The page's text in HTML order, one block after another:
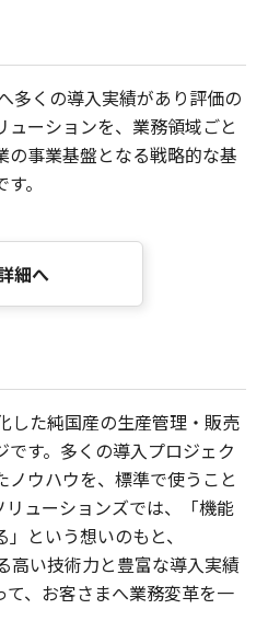
多くの導入実績があり評価の
ーションを、業務領域ごと
の事業基盤となる戦略的な基
。
細へ
した純国産の生産管理・販売
す。多くの導入プロジェク
ノウハウを、標準で使うこと
ューションズでは、「機能
という想いのもと、
高い技術力と豊富な導入実績
、お客さまへ業務変革を一